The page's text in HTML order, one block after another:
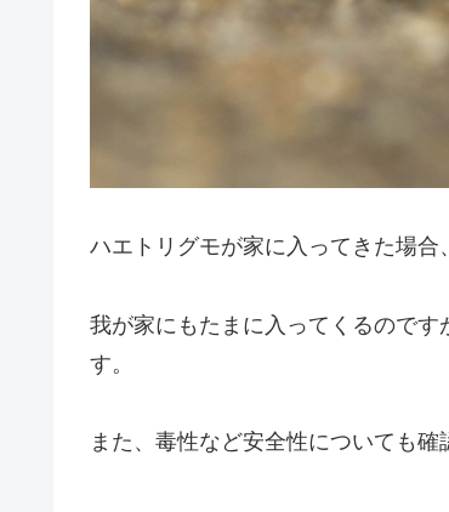
ハエトリグモが家に入ってきた場合
我が家にもたまに入ってくるのです
す。
また、毒性など安全性についても確